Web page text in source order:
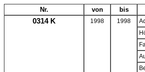
Nr. von bis
0314 K 1998 1998